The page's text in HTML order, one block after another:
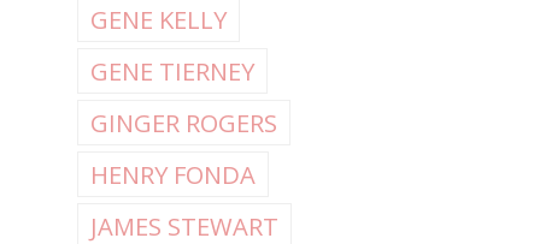
GENE KELLY
GENE TIERNEY
GINGER ROGERS
HENRY FONDA
JAMES STEWART